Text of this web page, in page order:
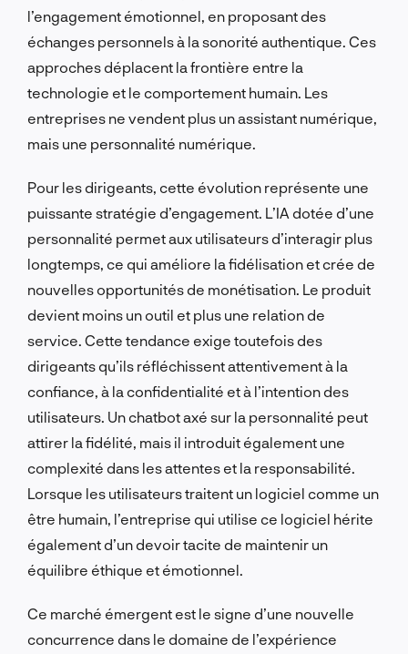
l’engagement émotionnel, en proposant des
échanges personnels à la sonorité authentique. Ces
approches déplacent la frontière entre la
technologie et le comportement humain. Les
entreprises ne vendent plus un assistant numérique,
mais une personnalité numérique.
Pour les dirigeants, cette évolution représente une
puissante stratégie d’engagement. L’IA dotée d’une
personnalité permet aux utilisateurs d’interagir plus
longtemps, ce qui améliore la fidélisation et crée de
nouvelles opportunités de monétisation. Le produit
devient moins un outil et plus une relation de
service. Cette tendance exige toutefois des
dirigeants qu’ils réfléchissent attentivement à la
confiance, à la confidentialité et à l’intention des
utilisateurs. Un chatbot axé sur la personnalité peut
attirer la fidélité, mais il introduit également une
complexité dans les attentes et la responsabilité.
Lorsque les utilisateurs traitent un logiciel comme un
être humain, l’entreprise qui utilise ce logiciel hérite
également d’un devoir tacite de maintenir un
équilibre éthique et émotionnel.
Ce marché émergent est le signe d’une nouvelle
concurrence dans le domaine de l’expérience